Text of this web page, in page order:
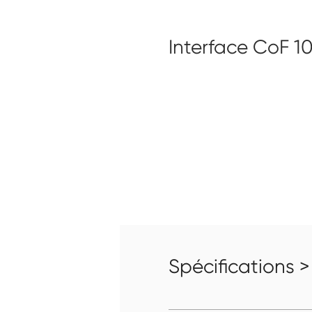
Interface CoF
Spécifications >